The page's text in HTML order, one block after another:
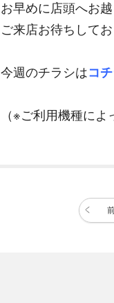
お早めに店頭へお
ご来店お待ちして
今週のチラシはコ
（※ご利用機種に